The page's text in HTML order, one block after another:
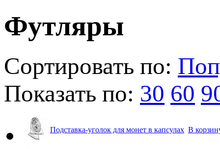
Футляры
Сортировать по:
Показать по: 30 60
Подставка-уголок для монет в капсулах В